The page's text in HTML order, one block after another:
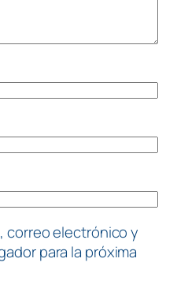
correo electrónico y
para la próxima